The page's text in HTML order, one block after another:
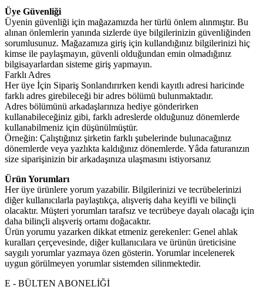
Üye Güvenliği
Üyenin güvenliği için mağazamızda her türlü önlem alınmıştır. Bu
alınan önlemlerin yanında sizlerde üye bilgilerinizin güvenliğinden
sorumlusunuz. Mağazamıza giriş için kullandığınız bilgilerinizi hiç
kimse ile paylaşmayın, güvenli olduğundan emin olmadığınız
bilgisayarlardan sisteme giriş yapmayın.
Farklı Adres
Her üye İçin Sipariş Sonlandırırken kendi kayıtlı adresi haricinde
farklı adres girebileceği bir adres bölümü bulunmaktadır.
Adres bölümünü arkadaşlarınıza hediye gönderirken
kullanabileceğiniz gibi, farklı adreslerde olduğunuz dönemlerde
kullanabilmeniz için düşünülmüştür.
Örneğin: Çalıştığınız şirketin farklı şubelerinde bulunacağınız
dönemlerde veya yazlıkta kaldığınız dönemlerde. Yâda faturanızın
size siparişinizin bir arkadaşınıza ulaşmasını istiyorsanız
Ürün Yorumları
Her üye ürünlere yorum yazabilir. Bilgilerinizi ve tecrübelerinizi
diğer kullanıcılarla paylaştıkça, alışveriş daha keyifli ve bilinçli
olacaktır. Müşteri yorumları tarafsız ve tecrübeye dayalı olacağı için
daha bilinçli alışveriş ortamı doğacaktır.
Ürün yorumu yazarken dikkat etmeniz gerekenler: Genel ahlak
kuralları çerçevesinde, diğer kullanıcılara ve ürünün üreticisine
saygılı yorumlar yazmaya özen gösterin. Yorumlar incelenerek
uygun görülmeyen yorumlar sistemden silinmektedir.
E - BÜLTEN ABONELİĞİ